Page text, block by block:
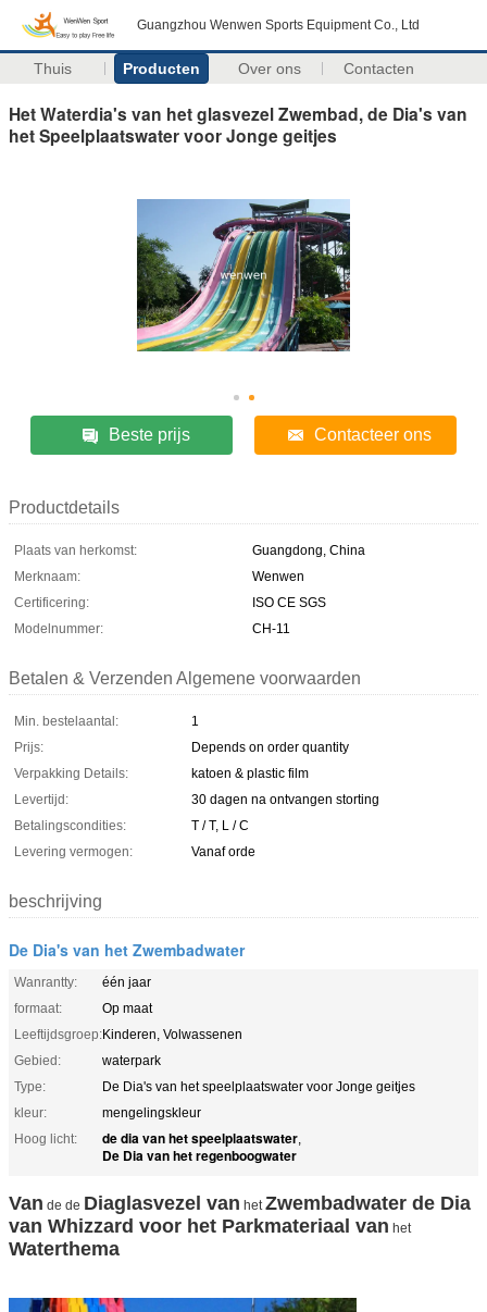
Guangzhou Wenwen Sports Equipment Co., Ltd
Thuis Producten Over ons Contacten
Het Waterdia's van het glasvezel Zwembad, de Dia's van
het Speelplaatswater voor Jonge geitjes
Beste prijs Contacteer ons
Productdetails
Plaats van herkomst:
Guangdong, China
Merknaam:
Wenwen
Certificering:
ISO CE SGS
Modelnummer:
CH-11
Betalen & Verzenden Algemene voorwaarden
Min. bestelaantal:
1
Prijs:
Depends on order quantity
Verpakking Details:
katoen & plastic film
Levertijd:
30 dagen na ontvangen storting
Betalingscondities:
T / T, L / C
Levering vermogen:
Vanaf orde
beschrijving
De Dia's van het Zwembadwater
Wanrantty:
één jaar
formaat:
Op maat
Leeftijdsgroep:Kinderen, Volwassenen
Gebied:
waterpark
Type:
De Dia's van het speelplaatswater voor Jonge geitjes
kleur:
mengelingskleur
Hoog licht:
de dia van het speelplaatswater,
De Dia van het regenboogwater
Van de de Diaglasvezel van hetZwembadwater de Dia
van Whizzard voor het Parkmateriaal van het
Waterthema